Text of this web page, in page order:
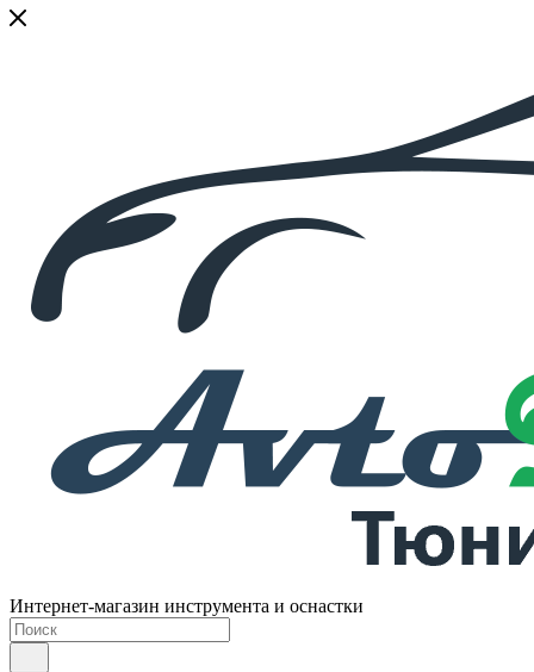
Интернет-магазин инструмента и оснастки